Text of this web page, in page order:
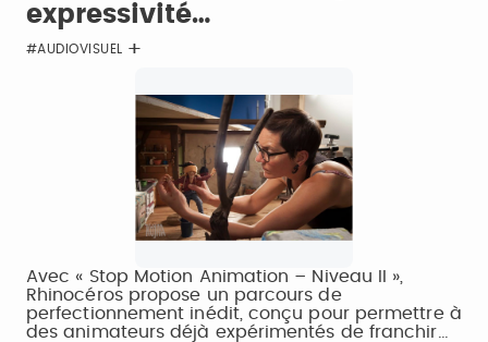
expressivité…
#AUDIOVISUEL
Avec « Stop Motion Animation – Niveau II »,
Rhinocéros propose un parcours de
perfectionnement inédit, conçu pour permettre à
des animateurs déjà expérimentés de franchir…